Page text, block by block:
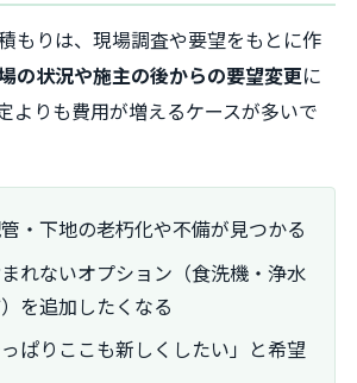
もりは、現場調査や要望をもとに作
の状況や施主の後からの要望変更に
よりも費用が増えるケースが多いで
・下地の老朽化や不備が見つかる
れないオプション（食洗機・浄水
を追加したくなる
ぱりここも新しくしたい」と希望